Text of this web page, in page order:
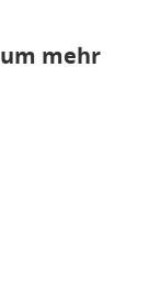
mehr